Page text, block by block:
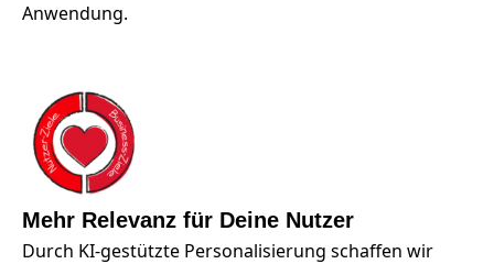
Anwendung.
Mehr Relevanz für Deine Nutzer
Durch KI-gestützte Personalisierung schaffen wir